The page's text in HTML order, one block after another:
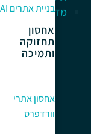
בניית אתרים AI
אחסון
תחזוקה
ותמיכה
אחסון אתרי
וורדפרס
מדריך למתחלים